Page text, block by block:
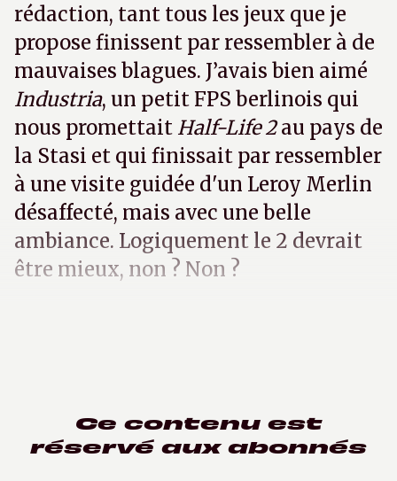
rédaction, tant tous les jeux que je
propose finissent par ressembler à de
mauvaises blagues. J’avais bien aimé
Industria, un petit FPS berlinois qui
nous promettait Half-Life 2au pays de
la Stasi et qui finissait par ressembler
à une visite guidée d'un Leroy Merlin
désaffecté, mais avec une belle
ambiance. Logiquement le 2 devrait
être mieux, non ? Non ?
Ce contenu est
réservé aux abonnés